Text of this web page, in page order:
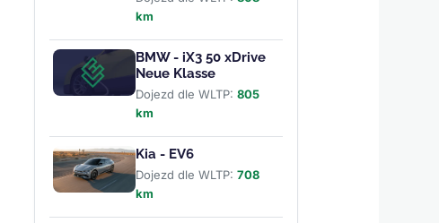
km
BMW - iX3 50 xDrive
Neue Klasse
Dojezd dle WLTP: 805
km
Kia - EV6
Dojezd dle WLTP: 708
km